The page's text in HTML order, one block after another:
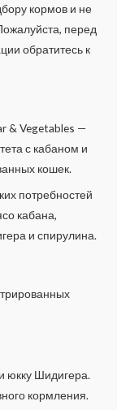
кормов и не
перед
обратитесь к
& Vegetables —
с кабаном и
кошек.
потребностей
кабана,
и спирулина.
юкку Шидигера.
кормления.